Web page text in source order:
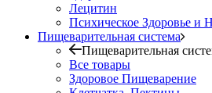
Лецитин
Психическое Здоровье и
Пищеварительная система
Пищеварительная
Все товары
Здоровое Пищеварение